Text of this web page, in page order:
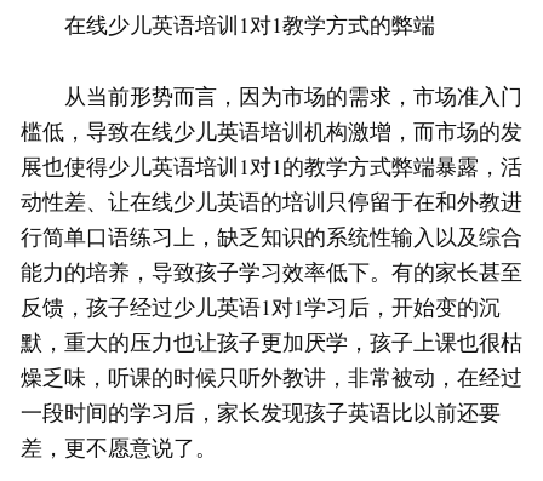
在线少儿英语培训1对1教学方式的弊端
从当前形势而言，因为市场的需求，市场准入门
槛低，导致在线少儿英语培训机构激增，而市场的发
展也使得少儿英语培训1对1的教学方式弊端暴露，活
动性差、让在线少儿英语的培训只停留于在和外教进
行简单口语练习上，缺乏知识的系统性输入以及综合
能力的培养，导致孩子学习效率低下。有的家长甚至
反馈，孩子经过少儿英语1对1学习后，开始变的沉
默，重大的压力也让孩子更加厌学，孩子上课也很枯
燥乏味，听课的时候只听外教讲，非常被动，在经过
一段时间的学习后，家长发现孩子英语比以前还要
差，更不愿意说了。